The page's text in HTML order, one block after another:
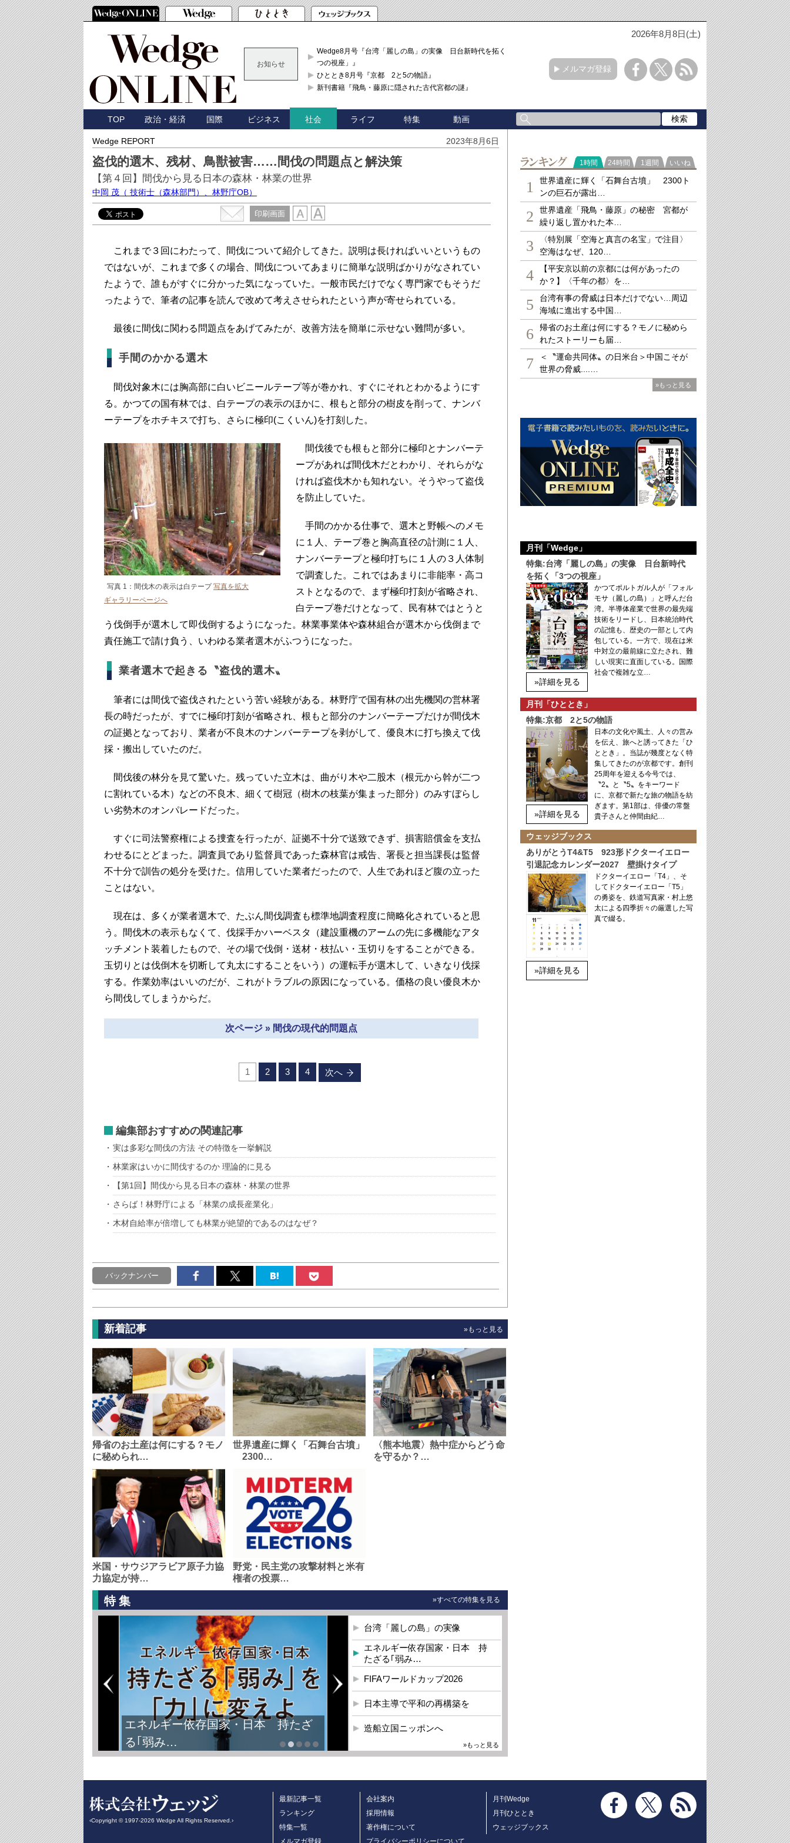
2026年8月8日(土)
お知らせ
Wedge8月号『台湾「麗しの島」の実像 日台新時代を拓く「3
つの視座」』
ひととき8月号『京都 2と5の物語』
新刊書籍『飛鳥・藤原に隠された古代宮都の謎』
メルマガ登録
TOP 政治・経済 国際 ビジネス 社会 ライフ 特集 動画
Wedge REPORT 2023年8月6日
盗伐的選木、残材、鳥獣被害……間伐の問題点と解決策
【第４回】間伐から見る日本の森林・林業の世界
中岡 茂 （ 技術士（森林部門）、林野庁OB）
印刷画面
これまで３回にわたって、間伐について紹介してきた。説明は長ければいいというもの
ではないが、これまで多くの場合、間伐についてあまりに簡単な説明ばかりがなされてい
たようで、誰もがすぐに分かった気になっていた。一般市民だけでなく専門家でもそうだ
ったようで、筆者の記事を読んで改めて考えさせられたという声が寄せられている。
最後に間伐に関わる問題点をあげてみたが、改善方法を簡単に示せない難問が多い。
手間のかかる選木
間伐対象木には胸高部に白いビニールテープ等が巻かれ、すぐにそれとわかるようにす
る。かつての国有林では、白テープの表示のほかに、根もと部分の樹皮を削って、ナンバ
ーテープをホチキスで打ち、さらに極印(こくいん)を打刻した。
写真 1：間伐木の表示は白テープ写真を拡大
ギャラリーページへ
間伐後でも根もと部分に極印とナンバーテ
ープがあれば間伐木だとわかり、それらがな
ければ盗伐木かも知れない。そうやって盗伐
を防止していた。
手間のかかる仕事で、選木と野帳へのメモ
に１人、テープ巻と胸高直径の計測に１人、
ナンバーテープと極印打ちに１人の３人体制
で調査した。これではあまりに非能率・高コ
ストとなるので、まず極印打刻が省略され、
白テープ巻だけとなって、民有林ではとうと
う伐倒手が選木して即伐倒するようになった。林業事業体や森林組合が選木から伐倒まで
責任施工で請け負う、いわゆる業者選木がふつうになった。
業者選木で起きる〝盗伐的選木〟
筆者には間伐で盗伐されたという苦い経験がある。林野庁で国有林の出先機関の営林署
長の時だったが、すでに極印打刻が省略され、根もと部分のナンバーテープだけが間伐木
の証拠となっており、業者が不良木のナンバーテープを剥がして、優良木に打ち換えて伐
採・搬出していたのだ。
間伐後の林分を見て驚いた。残っていた立木は、曲がり木や二股木（根元から幹が二つ
に割れている木）などの不良木、細くて樹冠（樹木の枝葉が集まった部分）のみすぼらし
い劣勢木のオンパレードだった。
すぐに司法警察権による捜査を行ったが、証拠不十分で送致できず、損害賠償金を支払
わせるにとどまった。調査員であり監督員であった森林官は戒告、署長と担当課長は監督
不十分で訓告の処分を受けた。信用していた業者だったので、人生であれほど腹の立った
ことはない。
現在は、多くが業者選木で、たぶん間伐調査も標準地調査程度に簡略化されていると思
う。間伐木の表示もなくて、伐採手かハーベスタ（建設重機のアームの先に多機能なアタ
ッチメント装着したもので、その場で伐倒・送材・枝払い・玉切りをすることができる。
玉切りとは伐倒木を切断して丸太にすることをいう）の運転手が選木して、いきなり伐採
する。作業効率はいいのだが、これがトラブルの原因になっている。価格の良い優良木か
ら間伐してしまうからだ。
次ページ » 間伐の現代的問題点
1 2 3 4 次へ
編集部おすすめの関連記事
実は多彩な間伐の方法 その特徴を一挙解説
林業家はいかに間伐するのか 理論的に見る
【第1回】間伐から見る日本の森林・林業の世界
さらば！林野庁による「林業の成長産業化」
木材自給率が倍増しても林業が絶望的であるのはなぜ？
バックナンバー
新着記事 »もっと見る
帰省のお土産は何にする？モノ
に秘められ…
世界遺産に輝く「石舞台古墳」
2300…
〈熊本地震〉熱中症からどう命
を守るか？…
米国・サウジアラビア原子力協
力協定が持…
野党・民主党の攻撃材料と米有
権者の投票…
特集 »すべての特集を見る
エネルギー依存国家・日本 持たざ
る｢弱み…
台湾「麗しの島」の実像
エネルギー依存国家・日本 持
たざる｢弱み…
FIFAワールドカップ2026
日本主導で平和の再構築を
造船立国ニッポンへ
»もっと見る
ランキング
1時間 24時間 1週間 いいね
1
世界遺産に輝く「石舞台古墳」 2300ト
ンの巨石が露出…
2
世界遺産「飛鳥・藤原」の秘密 宮都が
繰り返し置かれた本…
3
〈特別展「空海と真言の名宝」で注目〉
空海はなぜ、120…
4
【平安京以前の京都には何があったの
か？】〈千年の都〉を…
5
台湾有事の脅威は日本だけでない…周辺
海域に進出する中国…
6
帰省のお土産は何にする？モノに秘めら
れたストーリーも届…
7
＜〝運命共同体〟の日米台＞中国こそが
世界の脅威....…
»もっと見る
月刊「Wedge」
特集:台湾「麗しの島」の実像 日台新時代
を拓く「3つの視座」
»詳細を見る
かつてポルトガル人が「フォル
モサ（麗しの島）」と呼んだ台
湾。半導体産業で世界の最先端
技術をリードし、日本統治時代
の記憶も、歴史の一部として内
包している。一方で、現在は米
中対立の最前線に立たされ、難
しい現実に直面している。国際
社会で複雑な立…
月刊「ひととき」
特集:京都 2と5の物語
»詳細を見る
日本の文化や風土、人々の営み
を伝え、旅へと誘ってきた「ひ
ととき」。当誌が幾度となく特
集してきたのが京都です。創刊
25周年を迎える今号では、
〝2〟と〝5〟をキーワード
に、京都で新たな旅の物語を紡
ぎます。第1部は、俳優の常盤
貴子さんと仲間由紀…
ウェッジブックス
ありがとうT4&T5 923形ドクターイエロー
引退記念カレンダー2027 壁掛けタイプ
»詳細を見る
ドクターイエロー「T4」、そ
してドクターイエロー「T5」
の勇姿を、鉄道写真家・村上悠
太による四季折々の厳選した写
真で綴る。
‹Copyright © 1997-2026 Wedge All Rights Reserved.›
最新記事一覧
ランキング
特集一覧
メルマガ登録
会社案内
採用情報
著作権について
プライバシーポリシーについて
月刊Wedge
月刊ひととき
ウェッジブックス